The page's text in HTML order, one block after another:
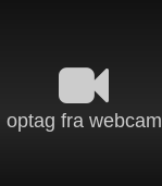
optag fra webcam